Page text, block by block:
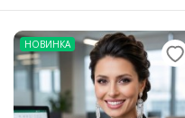
НОВИНКА